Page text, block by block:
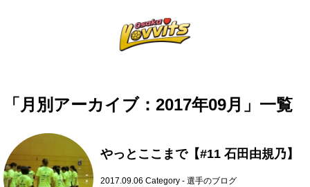
「月別アーカイブ：2017年09月」一覧
やっとここまで【#11 石田由規乃】
2017.09.06 Category - 選手のブログ